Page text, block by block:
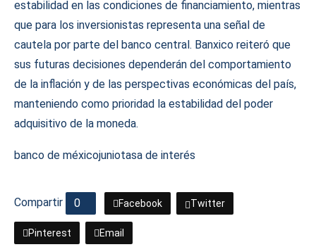
estabilidad en las condiciones de financiamiento, mientras
que para los inversionistas representa una señal de
cautela por parte del banco central. Banxico reiteró que
sus futuras decisiones dependerán del comportamiento
de la inflación y de las perspectivas económicas del país,
manteniendo como prioridad la estabilidad del poder
adquisitivo de la moneda.
banco de méxicojuniotasa de interés
Compartir 0 Facebook Twitter
Pinterest Email